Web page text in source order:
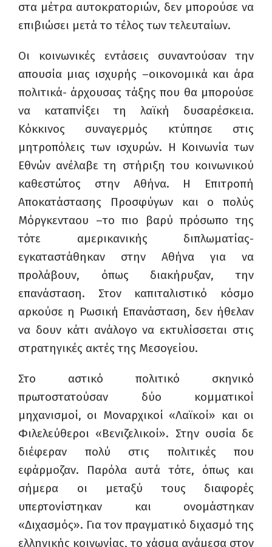
στα μέτρα αυτοκρατοριών, δεν μπορούσε να
επιβιώσει μετά το τέλος των τελευταίων.
Οι κοινωνικές εντάσεις συναντούσαν την
απουσία μιας ισχυρής –οικονομικά και άρα
πολιτικά- άρχουσας τάξης που θα μπορούσε
να καταπνίξει τη λαϊκή δυσαρέσκεια.
Κόκκινος συναγερμός κτύπησε στις
μητροπόλεις των ισχυρών. Η Κοινωνία των
Εθνών ανέλαβε τη στήριξη του κοινωνικού
καθεστώτος στην Αθήνα. Η Επιτροπή
Αποκατάστασης Προσφύγων και ο πολύς
Μόργκενταου –το πιο βαρύ πρόσωπο της
τότε αμερικανικής διπλωματίας-
εγκαταστάθηκαν στην Αθήνα για να
προλάβουν, όπως διακήρυξαν, την
επανάσταση. Στον καπιταλιστικό κόσμο
αρκούσε η Ρωσική Επανάσταση, δεν ήθελαν
να δουν κάτι ανάλογο να εκτυλίσσεται στις
στρατηγικές ακτές της Μεσογείου.
Στο αστικό πολιτικό σκηνικό
πρωτοστατούσαν δύο κομματικοί
μηχανισμοί, οι Μοναρχικοί «Λαϊκοί» και οι
Φιλελεύθεροι «Βενιζελικοί». Στην ουσία δε
διέφεραν πολύ στις πολιτικές που
εφάρμοζαν. Παρόλα αυτά τότε, όπως και
σήμερα οι μεταξύ τους διαφορές
υπερτονίστηκαν και ονομάστηκαν
«Διχασμός». Για τον πραγματικό διχασμό της
ελληνικής κοινωνίας, το χάσμα ανάμεσα στον